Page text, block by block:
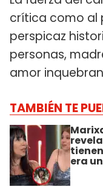
crítica como al
perspicaz
personas,
amor
TAMBIÉN TE
era